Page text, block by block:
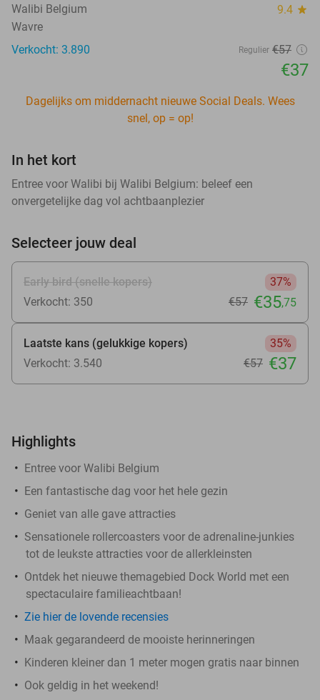
Walibi Belgium 9.4 star
Wavre
Verkocht: 3.890
Regulier €57
€37
Dagelijks om middernacht nieuwe Social Deals. Wees
snel, op = op!
In het kort
Entree voor Walibi bij Walibi Belgium: beleef een
onvergetelijke dag vol achtbaanplezier
Selecteer jouw deal
Early bird (snelle kopers)
37%
Verkocht: 350
€57 €35,75
Laatste kans (gelukkige kopers)
35%
Verkocht: 3.540
€57 €37
Highlights
Entree voor Walibi Belgium
Een fantastische dag voor het hele gezin
Geniet van alle gave attracties
Sensationele rollercoasters voor de adrenaline-junkies
tot de leukste attracties voor de allerkleinsten
Ontdek het nieuwe themagebied Dock World met een
spectaculaire familieachtbaan!
Zie hier de lovende recensies
Maak gegarandeerd de mooiste herinneringen
Kinderen kleiner dan 1 meter mogen gratis naar binnen
Ook geldig in het weekend!